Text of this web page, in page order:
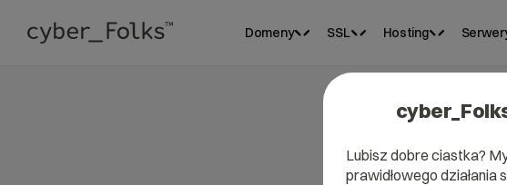
Domeny SSL Hosting
Lubisz dobre ciastka?
prawidłowego